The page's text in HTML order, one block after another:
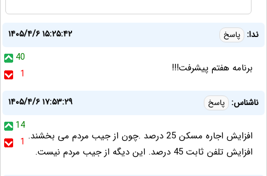
ندا: پاسخ
۱۴۰۵/۴/۶ ۱۵:۲۵:۴۲
40
1
برنامه هفتم پیشرفت!!!
ناشناس: پاسخ
۱۴۰۵/۴/۶ ۱۷:۵۳:۲۹
14
1 افزایش اجاره مسکن 25 درصد .چون از جیب مردم می بخشند.
افزایش تلفن ثابت 45 درصد. این دیگه از جیب مردم نیست.